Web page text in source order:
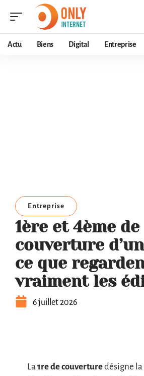
Actu Biens Digital Entreprise
Entreprise
1ère et 4ème de
couverture
ce que
vraiment les
6 juillet 2026
La 1re de couverturedésigne